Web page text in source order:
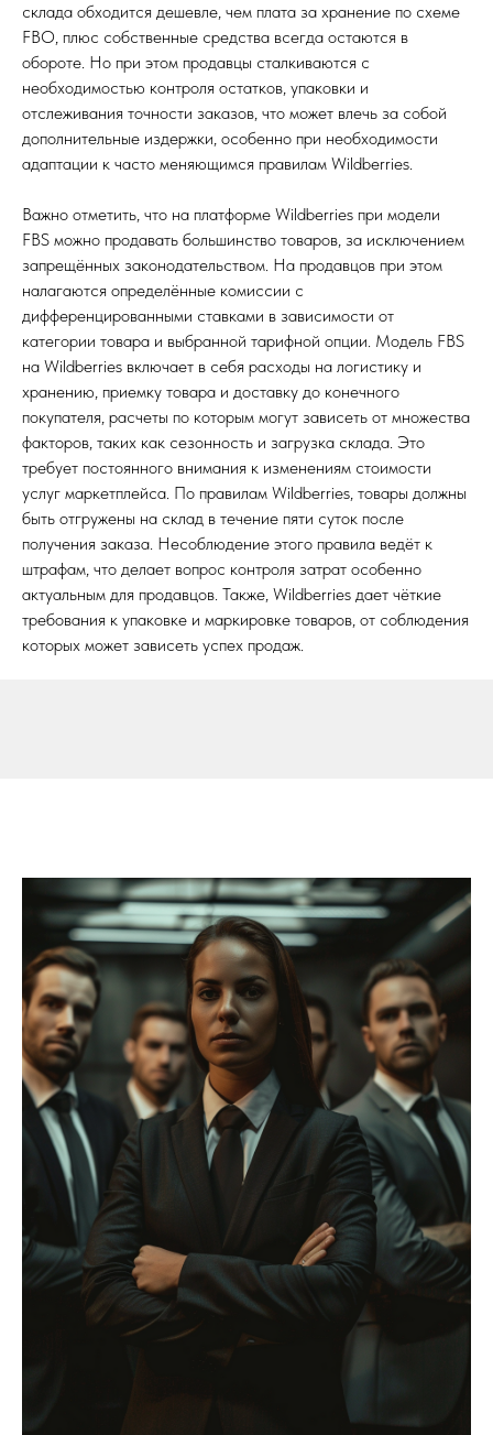
склада обходится дешевле, чем плата за хранение по схеме
FBO, плюс собственные средства всегда остаются в
обороте. Но при этом продавцы сталкиваются с
необходимостью контроля остатков, упаковки и
отслеживания точности заказов, что может влечь за собой
дополнительные издержки, особенно при необходимости
адаптации к часто меняющимся правилам Wildberries.
Важно отметить, что на платформе Wildberries при модели
FBS можно продавать большинство товаров, за исключением
запрещённых законодательством. На продавцов при этом
налагаются определённые комиссии с
дифференцированными ставками в зависимости от
категории товара и выбранной тарифной опции. Модель FBS
на Wildberries включает в себя расходы на логистику и
хранению, приемку товара и доставку до конечного
покупателя, расчеты по которым могут зависеть от множества
факторов, таких как сезонность и загрузка склада. Это
требует постоянного внимания к изменениям стоимости
услуг маркетплейса. По правилам Wildberries, товары должны
быть отгружены на склад в течение пяти суток после
получения заказа. Несоблюдение этого правила ведёт к
штрафам, что делает вопрос контроля затрат особенно
актуальным для продавцов. Также, Wildberries дает чёткие
требования к упаковке и маркировке товаров, от соблюдения
которых может зависеть успех продаж.